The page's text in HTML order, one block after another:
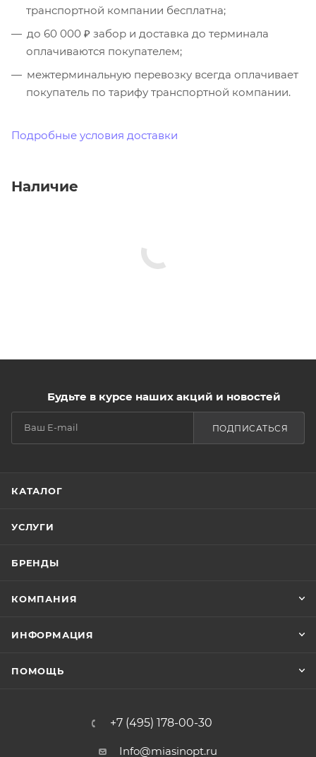
транспортной компании бесплатна;
до 60 000 ₽ забор и доставка до терминала
оплачиваются покупателем;
межтерминальную перевозку всегда оплачивает
покупатель по тарифу транспортной компании.
Подробные условия доставки
Наличие
Будьте в курсе наших акций и новостей
ПОДПИСАТЬСЯ
КАТАЛОГ
УСЛУГИ
БРЕНДЫ
КОМПАНИЯ
ИНФОРМАЦИЯ
ПОМОЩЬ
+7 (495) 178-00-30
Info@miasinopt.ru